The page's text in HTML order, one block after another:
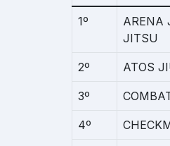
1º
ARENA
JITSU
2º ATOS
3º
4º